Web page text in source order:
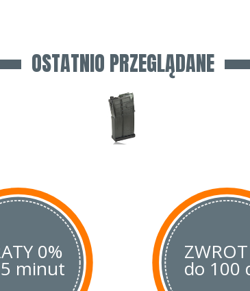
OSTATNIO PRZEGLĄDANE
0%
minut do 100